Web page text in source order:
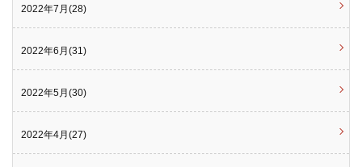
2022年7月(28)
2022年6月(31)
2022年5月(30)
2022年4月(27)